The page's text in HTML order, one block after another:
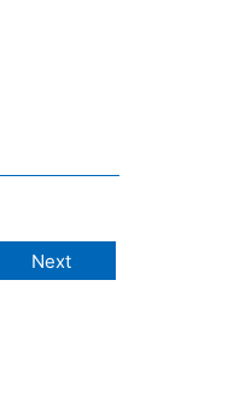
Next